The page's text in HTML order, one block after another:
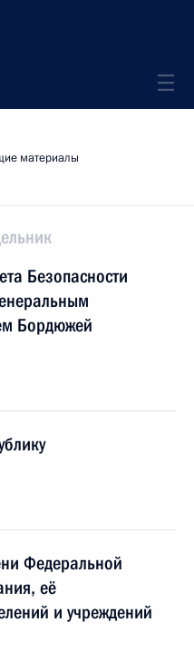
материалы
Безопасности
Бордюжей
Федеральной
её
и учреждений